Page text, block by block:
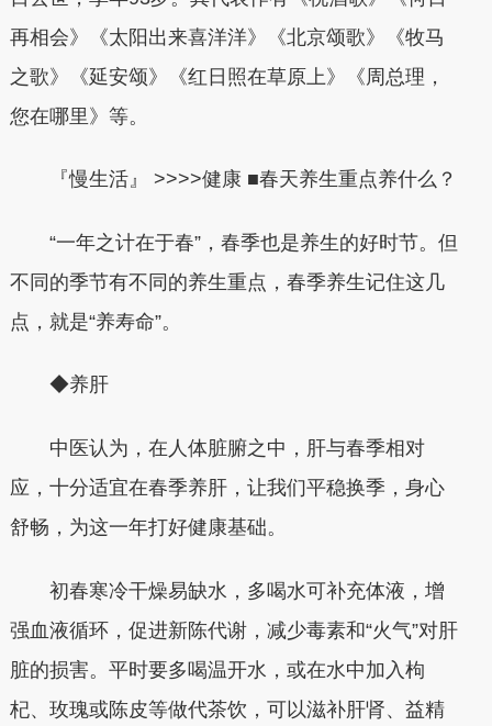
再相会》《太阳出来喜洋洋》《北京颂歌》《牧马
之歌》《延安颂》《红日照在草原上》《周总理，
您在哪里》等。
『慢生活』 >>>>健康 ■春天养生重点养什么？
“一年之计在于春”，春季也是养生的好时节。但
不同的季节有不同的养生重点，春季养生记住这几
点，就是“养寿命”。
◆养肝
中医认为，在人体脏腑之中，肝与春季相对
应，十分适宜在春季养肝，让我们平稳换季，身心
舒畅，为这一年打好健康基础。
初春寒冷干燥易缺水，多喝水可补充体液，增
强血液循环，促进新陈代谢，减少毒素和“火气”对肝
脏的损害。平时要多喝温开水，或在水中加入枸
杞、玫瑰或陈皮等做代茶饮，可以滋补肝肾、益精